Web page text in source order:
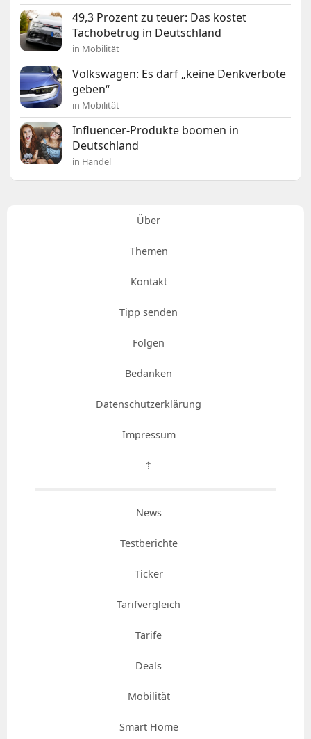
49,3 Prozent zu teuer: Das kostet
Tachobetrug in Deutschland
in Mobilität
Volkswagen: Es darf „keine Denkverbote
geben“
in Mobilität
Influencer-Produkte boomen in
Deutschland
in Handel
Über
Themen
Kontakt
Tipp senden
Folgen
Bedanken
Datenschutzerklärung
Impressum
⇡
News
Testberichte
Ticker
Tarifvergleich
Tarife
Deals
Mobilität
Smart Home